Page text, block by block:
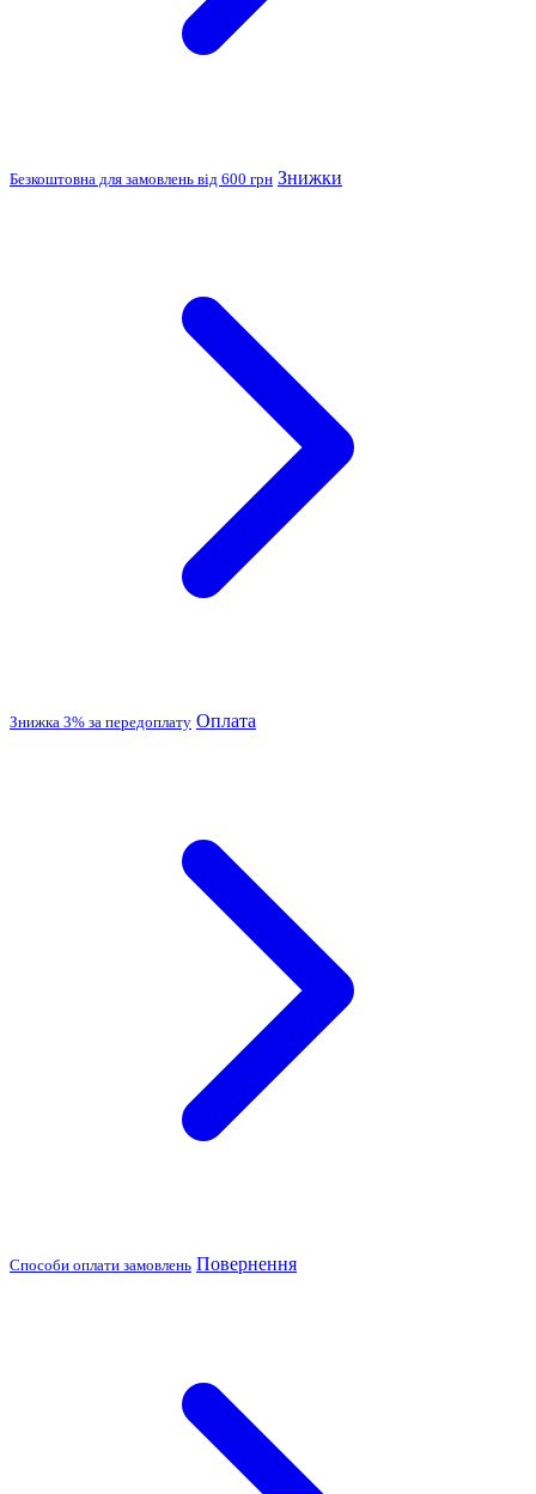
Безкоштовна для замовлень від 600 грн Знижки
Знижка 3% за передоплату Оплата
Способи оплати замовлень Повернення